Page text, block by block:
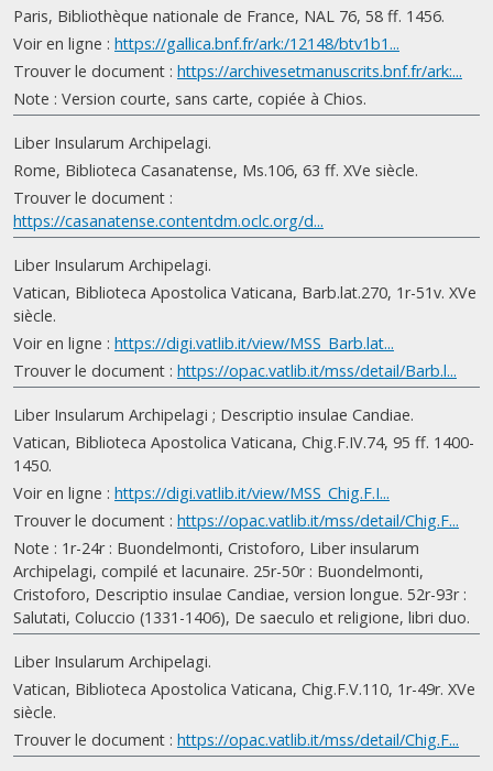
Paris, Bibliothèque nationale de France, NAL 76, 58 ff. 1456.
Voir en ligne : https://gallica.bnf.fr/ark:/12148/btv1b1...
Trouver le document : https://archivesetmanuscrits.bnf.fr/ark:...
Note : Version courte, sans carte, copiée à Chios.
Liber Insularum Archipelagi.
Rome, Biblioteca Casanatense, Ms.106, 63 ff. XVe siècle.
Trouver le document :
https://casanatense.contentdm.oclc.org/d...
Liber Insularum Archipelagi.
Vatican, Biblioteca Apostolica Vaticana, Barb.lat.270, 1r-51v. XVe
siècle.
Voir en ligne : https://digi.vatlib.it/view/MSS_Barb.lat...
Trouver le document : https://opac.vatlib.it/mss/detail/Barb.l...
Liber Insularum Archipelagi ; Descriptio insulae Candiae.
Vatican, Biblioteca Apostolica Vaticana, Chig.F.IV.74, 95 ff. 1400-
1450.
Voir en ligne : https://digi.vatlib.it/view/MSS_Chig.F.I...
Trouver le document : https://opac.vatlib.it/mss/detail/Chig.F...
Note : 1r-24r : Buondelmonti, Cristoforo, Liber insularum
Archipelagi, compilé et lacunaire. 25r-50r : Buondelmonti,
Cristoforo, Descriptio insulae Candiae, version longue. 52r-93r :
Salutati, Coluccio (1331-1406), De saeculo et religione, libri duo.
Liber Insularum Archipelagi.
Vatican, Biblioteca Apostolica Vaticana, Chig.F.V.110, 1r-49r. XVe
siècle.
Trouver le document : https://opac.vatlib.it/mss/detail/Chig.F...